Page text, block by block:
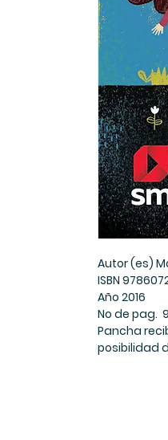
Autor (es)
ISBN
Año 2016
No de pag.
Pancha
posibilidad